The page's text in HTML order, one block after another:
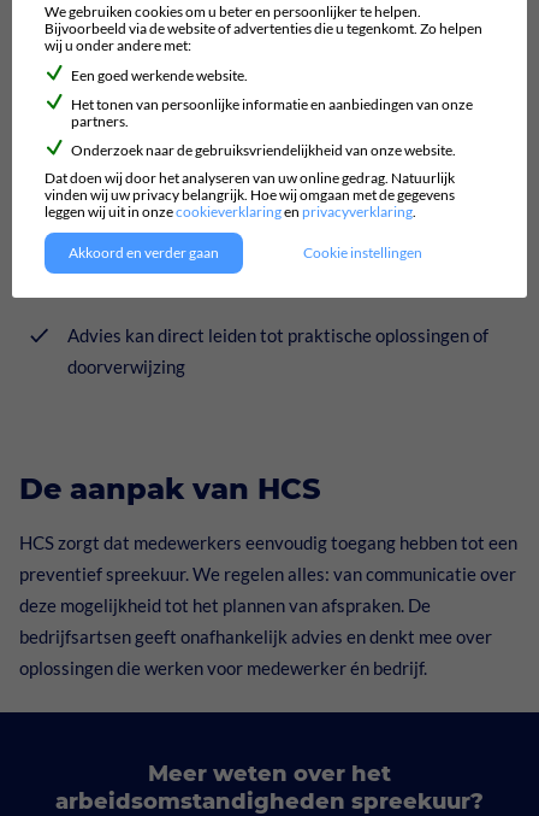
Hoe werkt het?
Een medewerker maakt zelf (anoniem) een afspraak of de
werkgever regelt dit
Het gesprek is vertrouwelijk; terugkoppeling gebeurt
alleen met instemming van de medewerker
Advies kan direct leiden tot praktische oplossingen of
doorverwijzing
De aanpak van HCS
HCS zorgt dat medewerkers eenvoudig toegang hebben tot een
preventief spreekuur. We regelen alles: van communicatie over
deze mogelijkheid tot het plannen van afspraken. De
bedrijfsartsen geeft onafhankelijk advies en denkt mee over
oplossingen die werken voor medewerker én bedrijf.
Meer weten over het
arbeidsomstandigheden spreekuur?
We gebruiken cookies om u beter en persoonlijker te helpen.
Bijvoorbeeld via de website of advertenties die u tegenkomt. Zo helpen
wij u onder andere met:
Een goed werkende website.
Het tonen van persoonlijke informatie en aanbiedingen van onze
partners.
Onderzoek naar de gebruiksvriendelijkheid van onze website.
Dat doen wij door het analyseren van uw online gedrag. Natuurlijk
vinden wij uw privacy belangrijk. Hoe wij omgaan met de gegevens
leggen wij uit in onzecookieverklaringen privacyverklaring
Akkoord en verder gaan Cookie instellingen